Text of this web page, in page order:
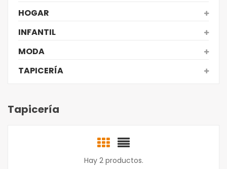
HOGAR
INFANTIL
MODA
TAPICERÍA
Tapicería
Hay 2 productos.